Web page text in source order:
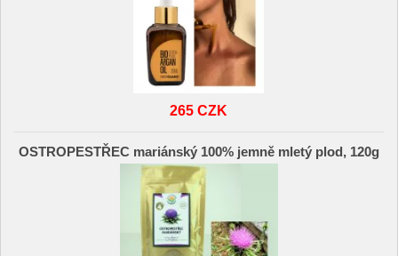
265 CZK
OSTROPESTŘEC mariánský 100% jemně mletý plod, 120g